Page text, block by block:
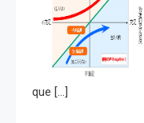
que […]